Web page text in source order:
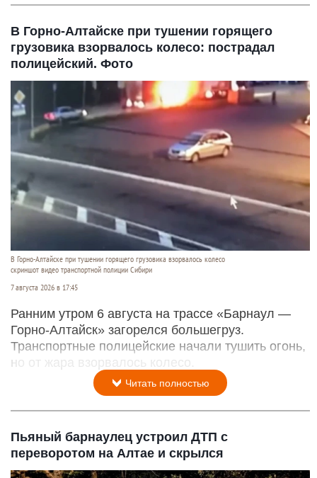
В Горно-Алтайске при тушении горящего
грузовика взорвалось колесо: пострадал
полицейский. Фото
В Горно-Алтайске при тушении горящего грузовика взорвалось колесо
скриншот видео транспортной полиции Сибири
7 августа 2026 в 17:45
Ранним утром 6 августа на трассе «Барнаул —
Горно-Алтайск» загорелся большегруз.
Транспортные полицейские начали тушить огонь,
но от жара взорвалось колесо.
Читать полностью
Пьяный барнаулец устроил ДТП с
переворотом на Алтае и скрылся